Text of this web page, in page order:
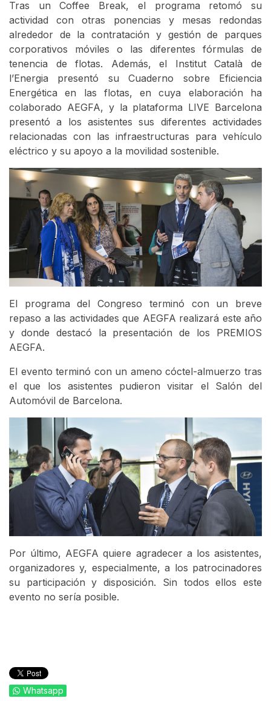
Tras un Coffee Break, el programa retomó su
actividad con otras ponencias y mesas redondas
alrededor de la contratación y gestión de parques
corporativos móviles o las diferentes fórmulas de
tenencia de flotas. Además, el Institut Català de
l’Energia presentó su Cuaderno sobre Eficiencia
Energética en las flotas, en cuya elaboración ha
colaborado AEGFA, y la plataforma LIVE Barcelona
presentó a los asistentes sus diferentes actividades
relacionadas con las infraestructuras para vehículo
eléctrico y su apoyo a la movilidad sostenible.
El programa del Congreso terminó con un breve
repaso a las actividades que AEGFA realizará este año
y donde destacó la presentación de los PREMIOS
AEGFA.
El evento terminó con un ameno cóctel-almuerzo tras
el que los asistentes pudieron visitar el Salón del
Automóvil de Barcelona.
Por último, AEGFA quiere agradecer a los asistentes,
organizadores y, especialmente, a los patrocinadores
su participación y disposición. Sin todos ellos este
evento no sería posible.
Whatsapp